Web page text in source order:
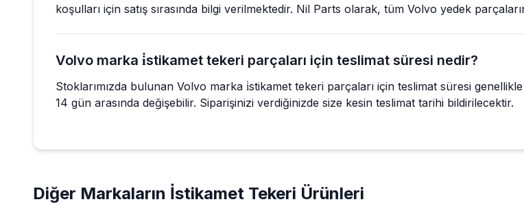
koşulları için satış sırasında bilgi verilmektedir. Nil Parts olarak, tüm Volvo yedek
Volvo marka i̇stikamet tekeri parçaları için teslimat süresi nedir?
Stoklarımızda bulunan Volvo marka i̇stikamet tekeri parçaları için teslimat süresi
14 gün arasında değişebilir. Siparişinizi verdiğinizde size kesin teslimat tarihi bildirilecektir.
Diğer Markaların İstikamet Tekeri Ürünleri